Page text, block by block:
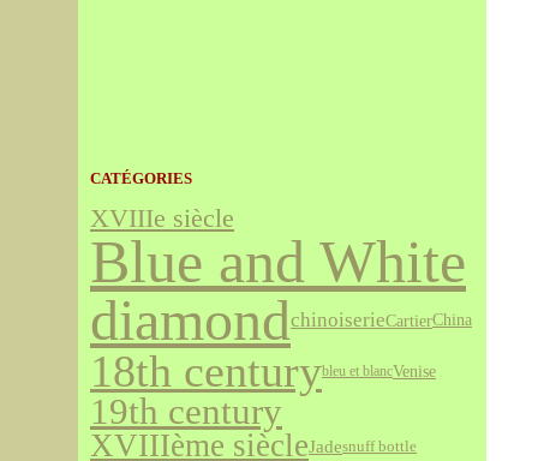
CATÉGORIES
XVIIIe siècle
Blue and White
diamondchinoiserieCartierChina
18th centurybleu et blancVenise
19th century
XVIIIème siècleJadesnuff bottle